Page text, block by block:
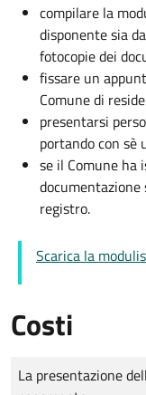
compilare la
disponente sia
fotocopie dei
fissare un
Comune di
presentarsi
portando con sè
se il Comune ha
registro.
Scarica la
Costi
Tipo di pagamento
Importo
La presentazione